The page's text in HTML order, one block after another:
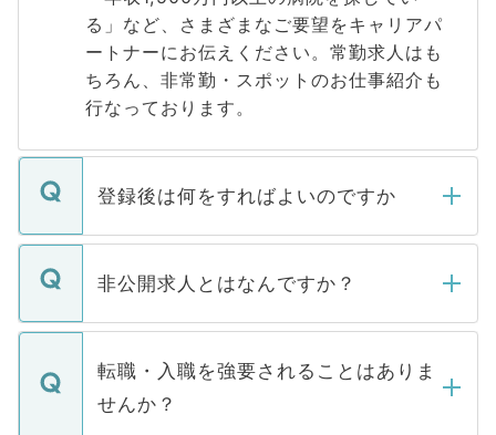
る」など、さまざまなご要望をキャリアパ
ートナーにお伝えください。常勤求人はも
ちろん、非常勤・スポットのお仕事紹介も
行なっております。
登録後は何をすればよいのですか
ご登録いただきましたら、弊社担当者がご
登録内容を確認し、その後メールもしくは
ます。通常、5営業日以内にはご連絡をせて
いただきますので、しばらくお待ちくださ
い。
非公開求人とはなんですか？
マイナビDOCTORで取り扱っている求人の
うち約3割は、Webサイトからご覧いただ
けない「非公開求人」です。非公開求人は
下記の理由によって、一般には公開してい
転職・入職を強要されることはありま
せんか？